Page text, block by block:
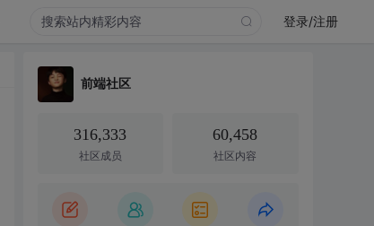
登录/注册
前端社区
316,333
社区成员
60,458
社区内容